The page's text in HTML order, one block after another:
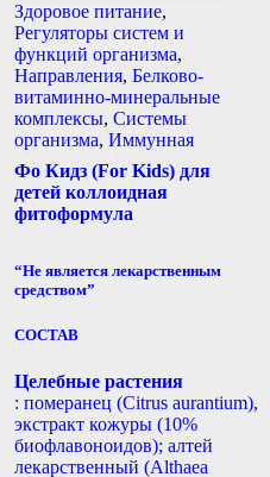
Здоровое питание,
Регуляторы систем и
функций организма,
Направления, Белково-
витаминно-минеральные
комплексы, Системы
организма, Иммунная
Фо Кидз (For Kids) для
детей коллоидная
фитоформула
“Не является лекарственным
средством”
СОСТАВ
Целебные растения
: померанец (Citrus aurantium),
экстракт кожуры (10%
биофлавоноидов); алтей
лекарственный (Althaea